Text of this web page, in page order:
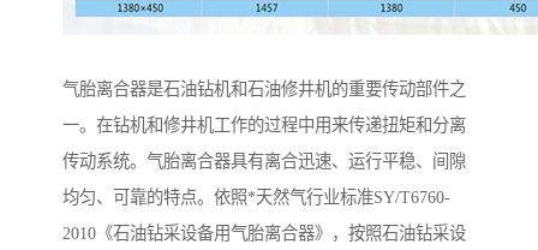
气胎离合器是石油钻机和石油修井机的重要传动部件之
一。在钻机和修井机工作的过程中用来传递扭矩和分离
传动系统。气胎离合器具有离合迅速、运行平稳、间隙
均匀、可靠的特点。依照*天然气行业标准SY/T6760-
2010《石油钻采设备用气胎离合器》，按照石油钻采设